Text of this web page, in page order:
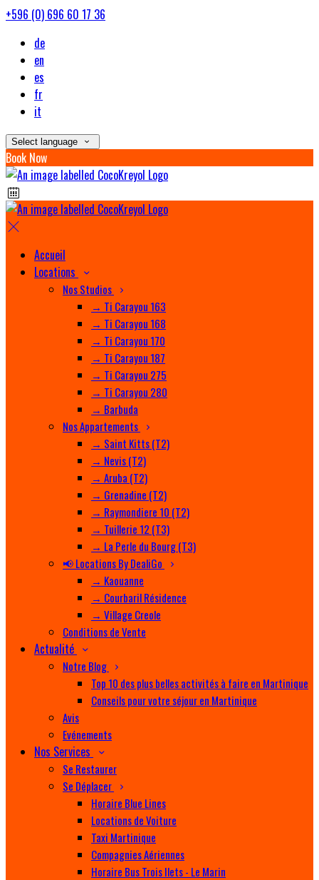
+596 (0) 696 60 17 36
de
en
es
fr
it
Select language
Book Now
Accueil
Locations
Nos Studios
→ Ti Carayou 163
→ Ti Carayou 168
→ Ti Carayou 170
→ Ti Carayou 187
→ Ti Carayou 275
→ Ti Carayou 280
→ Barbuda
Nos Appartements
→ Saint Kitts (T2)
→ Nevis (T2)
→ Aruba (T2)
→ Grenadine (T2)
→ Raymondiere 10 (T2)
→ Tuillerie 12 (T3)
→ La Perle du Bourg (T3)
📢 Locations By DealiGo
→ Kaouanne
→ Courbaril Résidence
→ Village Creole
Conditions de Vente
Actualité
Notre Blog
Top 10 des plus belles activités à faire en Martinique
Conseils pour votre séjour en Martinique
Avis
Evénements
Nos Services
Se Restaurer
Se Déplacer
Horaire Blue Lines
Locations de Voiture
Taxi Martinique
Compagnies Aériennes
Horaire Bus Trois Ilets - Le Marin